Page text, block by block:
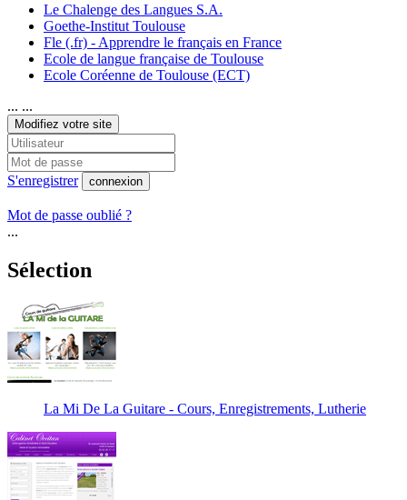
Le Chalenge des Langues S.A.
Goethe-Institut Toulouse
Fle (.fr) - Apprendre le français en France
Ecole de langue française de Toulouse
Ecole Coréenne de Toulouse (ECT)
... ...
Modifiez votre site
S'enregistrer connexion
Mot de passe oublié ?
...
Sélection
La Mi De La Guitare - Cours, Enregistrements, Lutherie